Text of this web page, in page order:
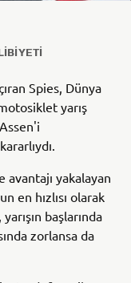
Spies, Dünya
yarış
yakalayan
en hızlısı olarak
başlarında
zorlansa da